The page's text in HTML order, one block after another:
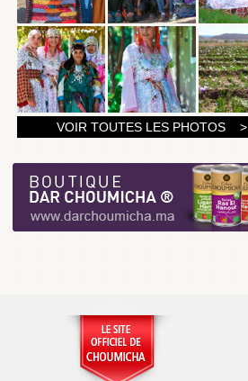
1
2
VOIR TOUTES LES PHOTOS >